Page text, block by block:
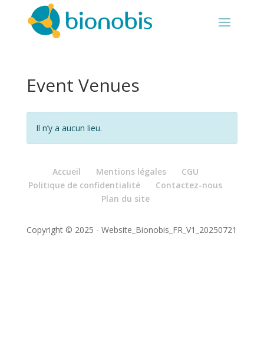
Event Venues
Il n’y a aucun lieu.
Accueil Mentions légales
CGU
Politique de confidentialité
Contactez-nous
Plan du site
Copyright © 2025 - Website_Bionobis_FR_V1_20250721